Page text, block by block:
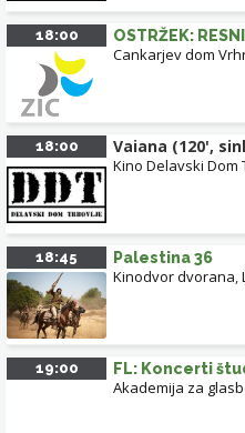
18:00 OSTRŽEK:
Cankarjev dom
18:00 Vaiana (120',
Kino Delavski Dom
18:45 Palestina 36
Kinodvor dvorana,
19:00 FL: Koncerti
Akademija za